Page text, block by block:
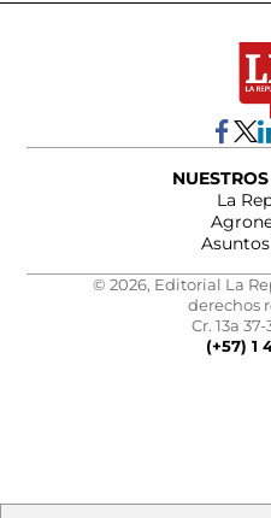
La
© 2026, Editorial La
derechos
Cr. 13a
(+57) 1